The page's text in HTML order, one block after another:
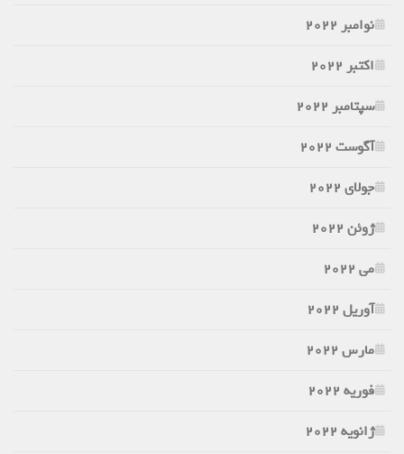
نوامبر 2022
اکتبر 2022
سپتامبر 2022
آگوست 2022
جولای 2022
ژوئن 2022
می 2022
آوریل 2022
مارس 2022
فوریه 2022
ژانویه 2022